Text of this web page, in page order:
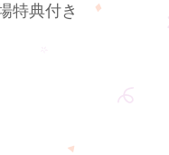
特典付き